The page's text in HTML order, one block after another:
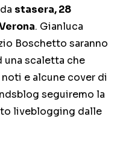
stasera, 28
. Gianluca
Boschetto saranno
una scaletta che
e alcune cover di
seguiremo la
liveblogging dalle